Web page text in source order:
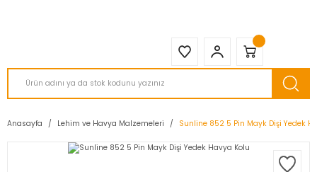
Anasayfa Lehim ve Havya Malzemeleri Sunline 852 5 Pin Mayk Dişi Yedek